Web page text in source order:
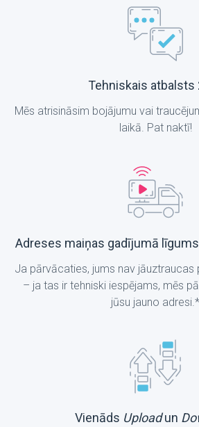
Tehniskais atbalsts
Mēs atrisināsim bojājumu vai
laikā. Pat naktī!
Adreses maiņas gadījumā
Ja pārvācaties, jums nav jāuztraucas
– ja tas ir tehniski iespējams, mēs
jūsu jauno adresi.*
Vienāds Uploadun